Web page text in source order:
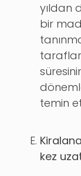
yıldan
bir
temin
kez